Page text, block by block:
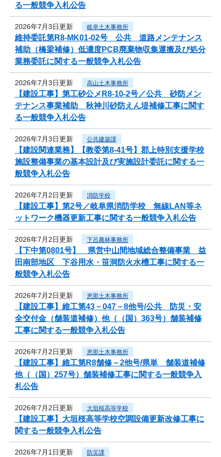
る一般競争入札公告
2026年7月3日更新 岐阜土木事務所
維持委託第R8-MK01-02号 公共 道路メンテナンス
補助（橋梁補修）低濃度PCB廃棄物収集運搬及び処分
業務委託に関する一般競争入札公告
2026年7月3日更新 高山土木事務所
【建設工事】第工砂公メR8-10-2号／公共 砂防メン
テナンス事業補助 秋神川砂防えん堤補修工事に関す
る一般競争入札公告
2026年7月3日更新 公共建築課
【建設関連業務】【教委第8-41号】郡上特別支援学校
施設整備事業の基本設計及び実施設計委託に関する一
般競争入札公告
2026年7月2日更新 消防学校
【建設工事】第2号／岐阜県消防学校 無線LAN等ネ
ットワーク機器更新工事に関する一般競争入札公告
2026年7月2日更新 下呂農林事務所
【下中第0801号】 県営中山間地域総合整備事業 益
田南部地区 下谷用水・笹洞防火水槽工事に関する一
般競争入札公告
2026年7月2日更新 恵那土木事務所
【建設工事】維工第43－047－8他号/公共 防災・安
全交付金（舗装道補修）他（（国）363号）舗装補修
工事に関する一般競争入札公告
2026年7月2日更新 恵那土木事務所
【建設工事】維工第R8舗修－2他号/県単 舗装道補修
他（（国）257号）舗装補修工事に関する一般競争入
札公告
2026年7月2日更新 大垣桜高等学校
【建設工事】大垣桜高等学校空調設備更新改修工事に
関する一般競争入札公告
2026年7月1日更新 防災課